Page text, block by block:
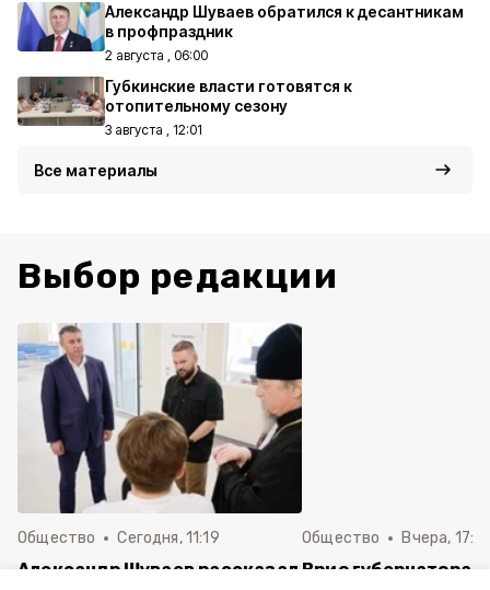
Александр Шуваев обратился к десантникам
в профпраздник
2 августа , 06:00
Губкинские власти готовятся к
отопительному сезону
3 августа , 12:01
Все материалы
Выбор редакции
Общество Сегодня, 11:19
Александр Шуваев рассказал
Общество Вчера,
Врио губернатора